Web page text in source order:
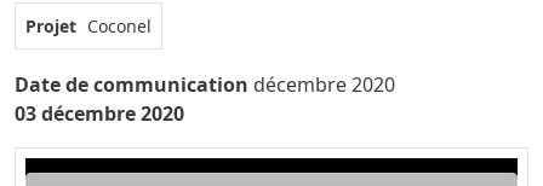
Projet Coconel
Date de communication décembre 2020
03 décembre 2020
Video URL